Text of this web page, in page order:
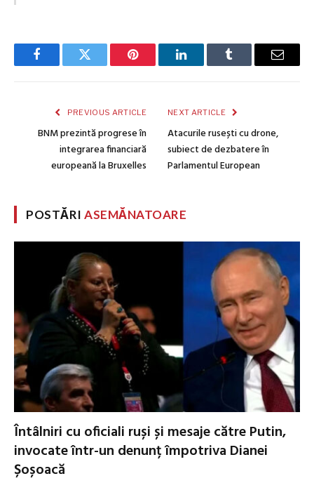
FacebookTwitter Pinterest LinkedInTumblr Email
PREVIOUS ARTICLE
BNM prezintă progrese în
integrarea financiară
europeană la Bruxelles
NEXT ARTICLE
Atacurile rusești cu drone,
subiect de dezbatere în
Parlamentul European
POSTĂRIASEMĂNATOARE
Întâlniri cu oficiali ruși și mesaje către Putin,
invocate într-un denunț împotriva Dianei
Șoșoacă